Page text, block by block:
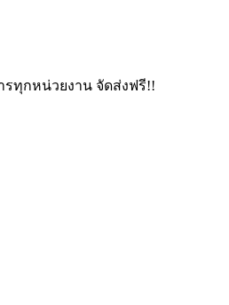
ทุกหน่วยงาน จัดส่งฟรี!!